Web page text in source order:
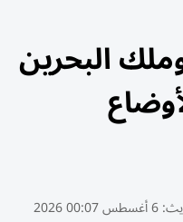
البحرين
6 أغسطس 00:07 2026